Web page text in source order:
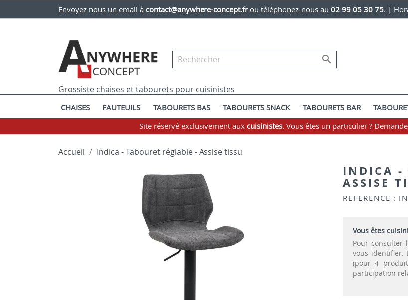
Envoyez nous un email à contact@anywhere-concept.frou téléphonez-nous au 02 99 05 30 75. |

Grossiste chaises et tabourets pour cuisinistes
CHAISES FAUTEUILS TABOURETS BAS TABOURETS SNACK TABOURETS BAR
Site réservé exclusivement aux cuisinistes. Vous êtes un particulier ?
Accueil Indica - Tabouret réglable - Assise tissu
INDICA -
ASSISE
REFERENCE :
Vous êtes
Pour consulter
vous identifier.
(pour 4
participation